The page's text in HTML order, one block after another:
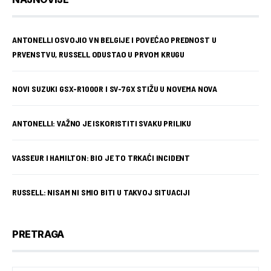
ANTONELLI OSVOJIO VN BELGIJE I POVEĆAO PREDNOST U
PRVENSTVU, RUSSELL ODUSTAO U PRVOM KRUGU
NOVI SUZUKI GSX-R1000R I SV-7GX STIŽU U NOVEMA NOVA
ANTONELLI: VAŽNO JE ISKORISTITI SVAKU PRILIKU
VASSEUR I HAMILTON: BIO JE TO TRKAĆI INCIDENT
RUSSELL: NISAM NI SMIO BITI U TAKVOJ SITUACIJI
PRETRAGA